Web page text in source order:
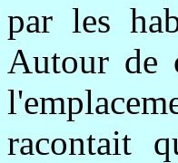
par les
Autour de
racontait